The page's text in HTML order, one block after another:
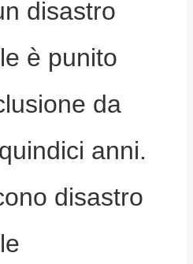
disastro
è punito
da
anni.
disastro